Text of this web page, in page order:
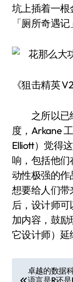
坑上插着一
「厕所奇遇记
《狙击精英
之所以已
度，Arkane
Elliott）觉得
响，包括他
动性极强的作
想要给人们带
后，设计师
加内容，鼓
它设计师）延
卓越的数据
语言是R还